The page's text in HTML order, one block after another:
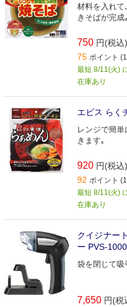
材料を入れて
きそばが完成｡
750 円(税込)
75 ポイント
最短 8/11(火)
在庫あり
エビス らく
レンジで簡
きます｡
920 円(税込)
92 ポイント
最短 8/11(火)
在庫あり
クイジナー
ー PVS-
袋を閉じて吸
7,650 円(税